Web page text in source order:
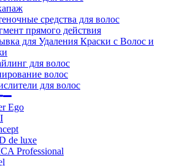
средства для волос
прямого действия
для Удаления Краски с Волос и
для волос
волос
для волос
Ego
de luxe
Professional